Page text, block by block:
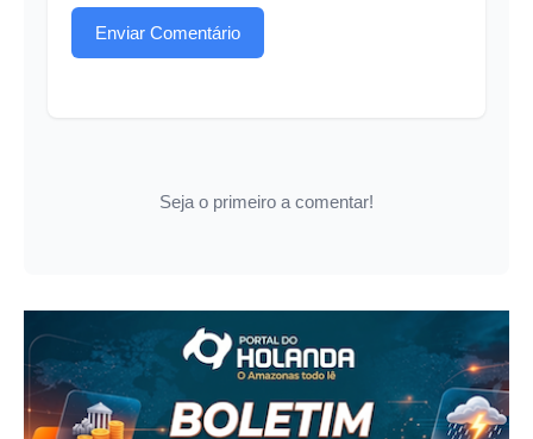
Enviar Comentário
Seja o primeiro a comentar!